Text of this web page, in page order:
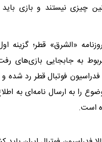
چیزی نیستند و بازی
«الشرق» قطر؛ گزینه
به جابجایی بازی‌های
فوتبال قطر رد شده و
را به ارسال نامه‌ای به
است.